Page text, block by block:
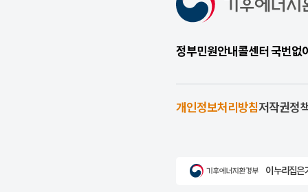
정부민원안내콜센터 국번
개인정보처리방침저작권정
이 누리집은